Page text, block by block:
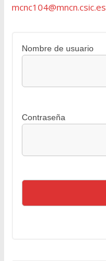
mcnc104@mncn.csic.es
Nombre de usuario
Contraseña